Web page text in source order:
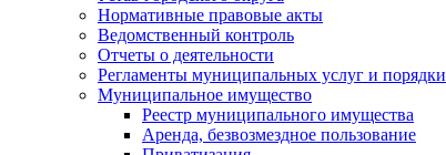
Нормативные правовые акты
Ведомственный контроль
Отчеты о деятельности
Регламенты муниципальных услуг и порядки
Муниципальное имущество
Реестр муниципального имущества
Аренда, безвозмездное пользование